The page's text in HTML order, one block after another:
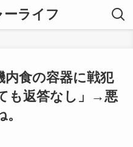
ライフ
内食の容器に戦犯
も返答なし」→悪